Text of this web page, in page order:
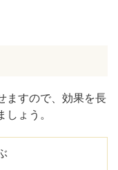
ますので、効果を長
ょう。